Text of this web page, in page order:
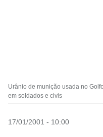
Urânio de munição usada no
em soldados e civis
17/01/2001 - 10:00